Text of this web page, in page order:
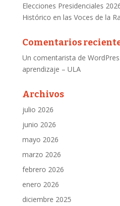
Elecciones Presidenciales
Histórico en las Voces de la
Comentarios
Un comentarista de
aprendizaje – ULA
Archivos
julio 2026
junio 2026
mayo 2026
marzo 2026
febrero 2026
enero 2026
diciembre 2025